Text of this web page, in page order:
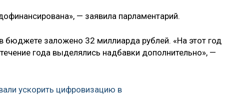
— заявила парламентарий.
бюджете заложено 32 миллиарда рублей. «На этот год
года выделялись надбавки дополнительно», —
ускорить цифровизацию в